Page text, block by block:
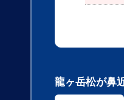
龍ヶ岳松が鼻